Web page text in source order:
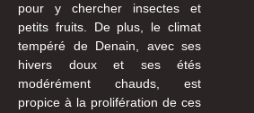
pour y chercher insectes et
petits fruits. De plus, le climat
tempéré de Denain, avec ses
hivers doux et ses étés
modérément chauds, est
propice à la prolifération de ces